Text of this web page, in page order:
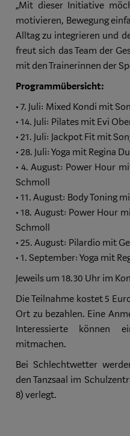
„Mit dieser Initiative
motivieren, Bewegung
Alltag zu integrieren und
freut sich das Team der
mit den Trainerinnen der
Programmübersicht:
• 7. Juli: Mixed Kondi mit
• 14. Juli: Pilates mit Evi
• 21. Juli: Jackpot Fit mit
• 28. Juli: Yoga mit Regina
• 4. August: Power Hour
Schmoll
• 11. August: Body Toning
• 18. August: Power Hour
Schmoll
• 25. August: Pilardio mit
• 1. September: Yoga mit
Jeweils um 18.30 Uhr im
Die Teilnahme kostet 5
Ort zu bezahlen. Eine
Interessierte können
mitmachen.
Bei Schlechtwetter
den Tanzsaal im
8) verlegt.